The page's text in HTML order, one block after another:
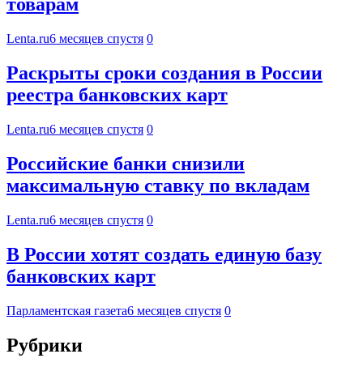
товарам
Lenta.ru6 месяцев спустя 0
Раскрыты сроки создания в России
реестра банковских карт
Lenta.ru6 месяцев спустя 0
Российские банки снизили
максимальную ставку по вкладам
Lenta.ru6 месяцев спустя 0
В России хотят создать единую базу
банковских карт
Парламентская газета6 месяцев спустя 0
Рубрики